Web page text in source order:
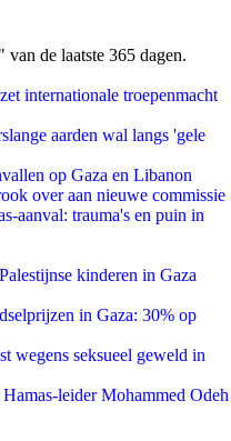
de laatste 365 dagen.
internationale troepenmacht
aarden wal langs 'gele
op Gaza en Libanon
over aan nieuwe commissie
aanval: trauma's en puin in
kinderen in Gaza
in Gaza: 30% op
wegens seksueel geweld in
leider Mohammed Odeh